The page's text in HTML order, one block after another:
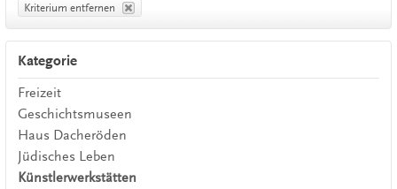
Kriterium entfernen
Kategorie
Freizeit
Geschichtsmuseen
Haus Dacheröden
Jüdisches Leben
Künstlerwerkstätten